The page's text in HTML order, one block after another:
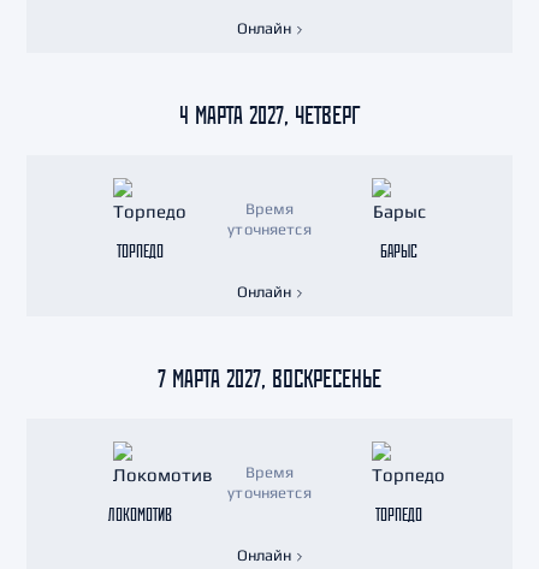
Онлайн
4 МАРТА 2027, ЧЕТВЕРГ
ТОРПЕДО
Время
уточняется
БАРЫС
Онлайн
7 МАРТА 2027, ВОСКРЕСЕНЬЕ
ЛОКОМОТИВ
Время
уточняется
ТОРПЕДО
Онлайн